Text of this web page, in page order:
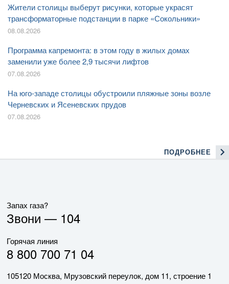
Жители столицы выберут рисунки, которые украсят
трансформаторные подстанции в парке «Сокольники»
08.08.2026
Программа капремонта: в этом году в жилых домах
заменили уже более 2,9 тысячи лифтов
07.08.2026
На юго-западе столицы обустроили пляжные зоны возле
Черневских и Ясеневских прудов
07.08.2026
ПОДРОБНЕЕ
Запах газа?
Звони — 104
Горячая линия
8 800 700 71 04
105120 Москва, Мрузовский переулок, дом 11, строение 1